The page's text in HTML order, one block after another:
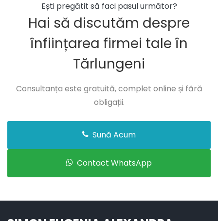
Ești pregătit să faci pasul următor?
Hai să discutăm despre
înființarea firmei tale în
Tărlungeni
Consultanța este gratuită, complet online și fără
obligații.
Sună Acum
Contact WhatsApp